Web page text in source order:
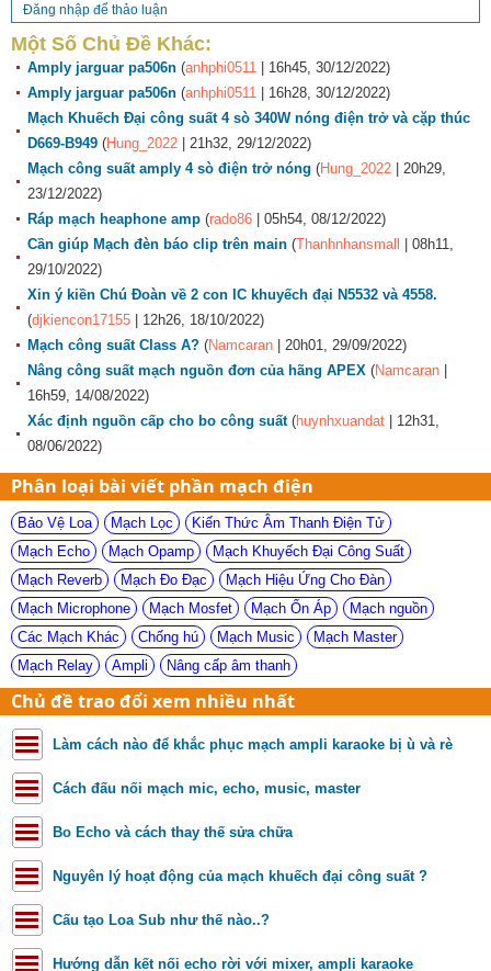
Đăng nhập để thảo luận
Một Số Chủ Đề Khác:
Amply jarguar pa506n (anhphi0511 | 16h45, 30/12/2022)
Amply jarguar pa506n (anhphi0511 | 16h28, 30/12/2022)
Mạch Khuếch Đại công suất 4 sò 340W nóng điện trở và cặp thúc
D669-B949 (Hung_2022 | 21h32, 29/12/2022)
Mạch công suất amply 4 sò điện trở nóng (Hung_2022 | 20h29,
23/12/2022)
Ráp mạch heaphone amp (rado86 | 05h54, 08/12/2022)
Cần giúp Mạch đèn báo clip trên main (Thanhnhansmall | 08h11,
29/10/2022)
Xin ý kiền Chú Đoàn về 2 con IC khuyếch đại N5532 và 4558.
(djkiencon17155 | 12h26, 18/10/2022)
Mạch công suất Class A? (Namcaran | 20h01, 29/09/2022)
Nâng công suất mạch nguồn đơn của hãng APEX (Namcaran |
16h59, 14/08/2022)
Xác định nguồn cấp cho bo công suất(huynhxuandat | 12h31,
08/06/2022)
Phân loại bài viết phần mạch điện
Bảo Vệ Loa Mạch Lọc
Kiến Thức Âm Thanh Điện Tử
Mạch Echo
Mạch Opamp
Mạch Khuyếch Đại Công Suất
Mạch Reverb
Mạch Đo Đạc
Mạch Hiệu Ứng Cho Đàn
Mạch Microphone
Mạch Mosfet Mạch Ổn Áp
Mạch nguồn
Các Mạch Khác
Chống hú Mạch Music
Mạch Master
Mạch Relay
Ampli Nâng cấp âm thanh
Chủ đề trao đổi xem nhiều nhất
Làm cách nào để khắc phục mạch ampli karaoke bị ù và rè
Cách đấu nối mạch mic, echo, music, master
Bo Echo và cách thay thế sửa chữa
Nguyên lý hoạt động của mạch khuếch đại công suất ?
Cấu tạo Loa Sub như thế nào..?
Hướng dẫn kết nối echo rời với mixer, ampli karaoke